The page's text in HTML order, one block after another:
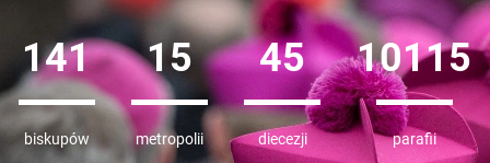
141
biskupów
15
metropolii
45
diecezji
10352
parafii